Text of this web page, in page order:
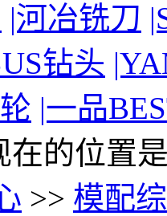
|河冶铣刀
钻头
|一品
在的位置
>> 模配